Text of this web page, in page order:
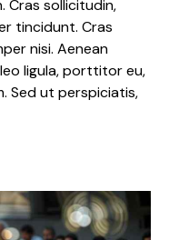
Cras sollicitudin,
tincidunt. Cras
nisi. Aenean
ligula, porttitor eu,
Sed ut perspiciatis,